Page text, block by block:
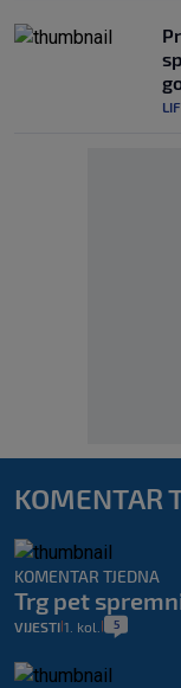
KOMENTAR
KOMENTAR TJEDNA
Trg pet
VIJESTI 1. kol. 5